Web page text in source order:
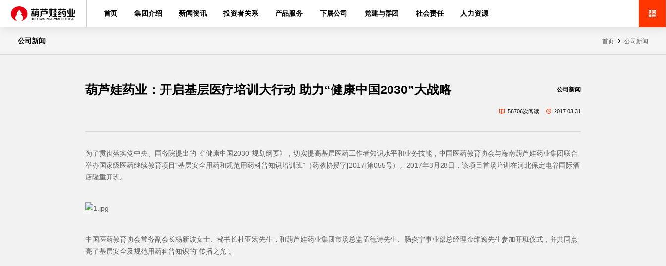
首页 集团介绍 新闻资讯 投资者关系 产品服务 下属公司 党建与群团 社会责任 人力资源
公司新闻 首页 公司新闻
葫芦娃药业：开启基层医疗培训大行动 助力“健康中国2030”大战略 公司新闻
56706次阅读 2017.03.31
为了贯彻落实党中央、国务院提出的《“健康中国2030”规划纲要》，切实提高基层医药工作者知识水平和业务技能，中国医药教育协会与海南葫芦娃药业集团联合
举办国家级医药继续教育项目“基层安全用药和规范用药科普知识培训班”（药教协授字[2017]第055号）。2017年3月28日，该项目首场培训在河北保定电谷国际酒
店隆重开班。
中国医药教育协会常务副会长杨新波女士、秘书长杜亚宏先生，和葫芦娃药业集团市场总监孟德诗先生、肠炎宁事业部总经理金维逸先生参加开班仪式，并共同点
亮了基层安全及规范用药科普知识的“传播之光”。